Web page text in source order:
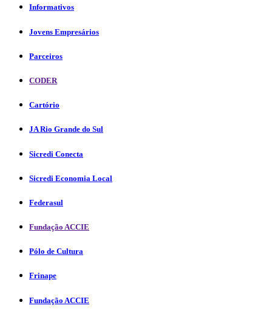
Informativos
Jovens Empresários
Parceiros
CODER
Cartório
JA Rio Grande do Sul
Sicredi Conecta
Sicredi Economia Local
Federasul
Fundação ACCIE
Pólo de Cultura
Frinape
Fundação ACCIE